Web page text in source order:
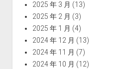
2025 年 3 月 (13)
2025 年 2 月 (3)
2025 年 1 月 (4)
2024 年 12 月 (13)
2024 年 11 月 (7)
2024 年 10 月 (12)